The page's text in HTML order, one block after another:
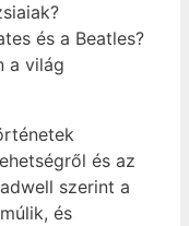
és a Beatles?
a világ
és az
szerint a
és